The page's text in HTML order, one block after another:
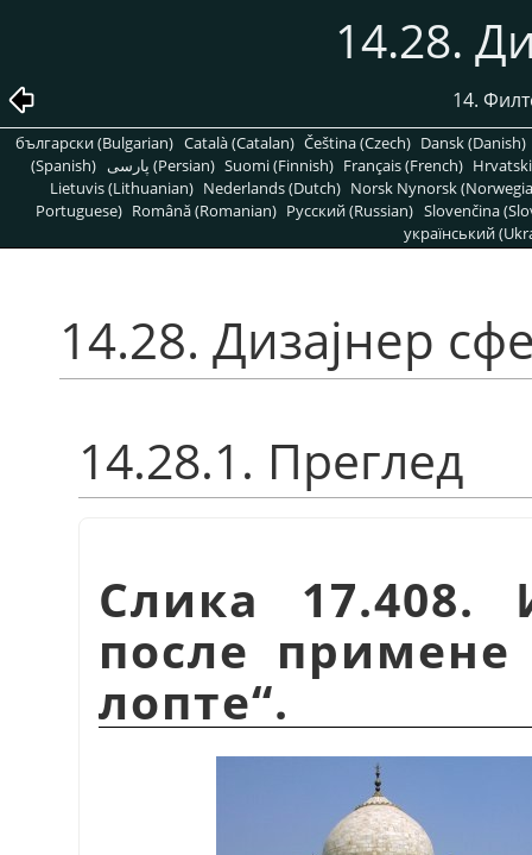
14.28.
14.
български (Bulgarian) Català (Catalan) Čeština (Czech) Dansk (Danish)
(Spanish)
پارسی (Persian) Suomi (Finnish) Français (French)
Lietuvis (Lithuanian) Nederlands (Dutch) Norsk Nynorsk
Portuguese) Română (Romanian) Pусский (Russian) Slovenčina
український
14.28. Дизајнер
14.28.1. Преглед
Слика
после
лопте“.